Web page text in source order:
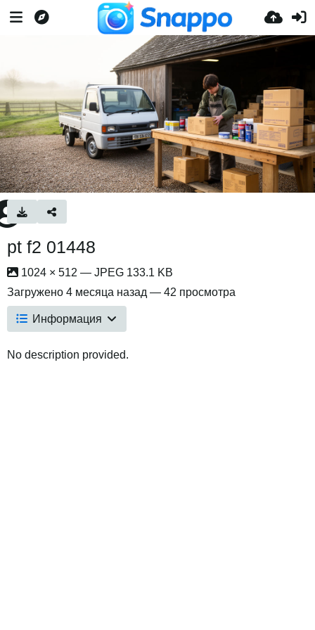
pt f2 01448
1024 × 512 — JPEG 133.1 KB
Загружено 4 месяца назад — 42 просмотра
Информация
No description provided.